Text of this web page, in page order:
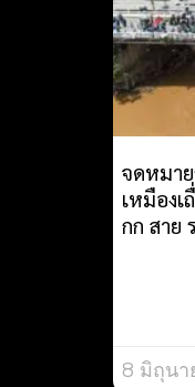
จดหมา
เหมือง
กก สาย
8 มิถุนา